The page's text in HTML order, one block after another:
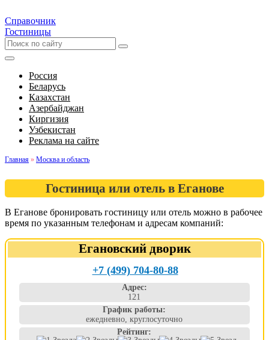
Справочник
Гостиницы
Россия
Беларусь
Казахстан
Азербайджан
Киргизия
Узбекистан
Реклама на сайте
Главная » Москва и область
Гостиница или отель в Еганове
В Еганове бронировать гостиницу или отель можно в рабочее
время по указанным телефонам и адресам компаний:
Егановский дворик
+7 (499) 704-80-88
Адрес:
121
График работы:
ежедневно, круглосуточно
Рейтинг: